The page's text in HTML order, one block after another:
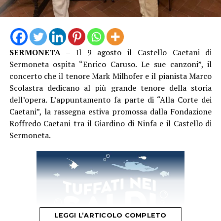
Monica De Luca, Gabriele Gagliarini e Stefano Raponi,
quest’ultimo peraltro direttore artistico della rassegna
che quest’anno si cimenterà in prima persona
nell’intraprendere un viaggio musicale tra flamenco,
jazz e latin con i suoi amici e colleghi. I colori radiosi del
Mediterraneo verranno raccontati in composizioni
originali che racchiudono il patrimonio folkloristico
andaluso, l’eredità araba e sefardita. Le opere che
verranno presentate saranno caratterizzate da ritmi
polimetrici e moduli melodici che riflettono
l’eterogeneità culturale delle terre da cui provengono.
dalla profonda intesa tra i musicisti, elemento che rende
ogni esibizione unica e contribuisce a creare una
proposta musicale sempre nuova e originale.
maestro Stefano Raponi il quale si avvale del patrocinio
SERMONETA– Il 9 agosto il Castello Caetani di
Sermoneta ospita “Enrico Caruso. Le sue canzoni”, il
concerto che il tenore Mark Milhofer e il pianista Marco
Scolastra dedicano al più grande tenore della storia
dell’opera. L’appuntamento fa parte di “Alla Corte dei
Caetani”, la rassegna estiva promossa dalla Fondazione
Roffredo Caetani tra il Giardino di Ninfa e il Castello di
Sermoneta.
LEGGI L’ARTICOLO COMPLETO